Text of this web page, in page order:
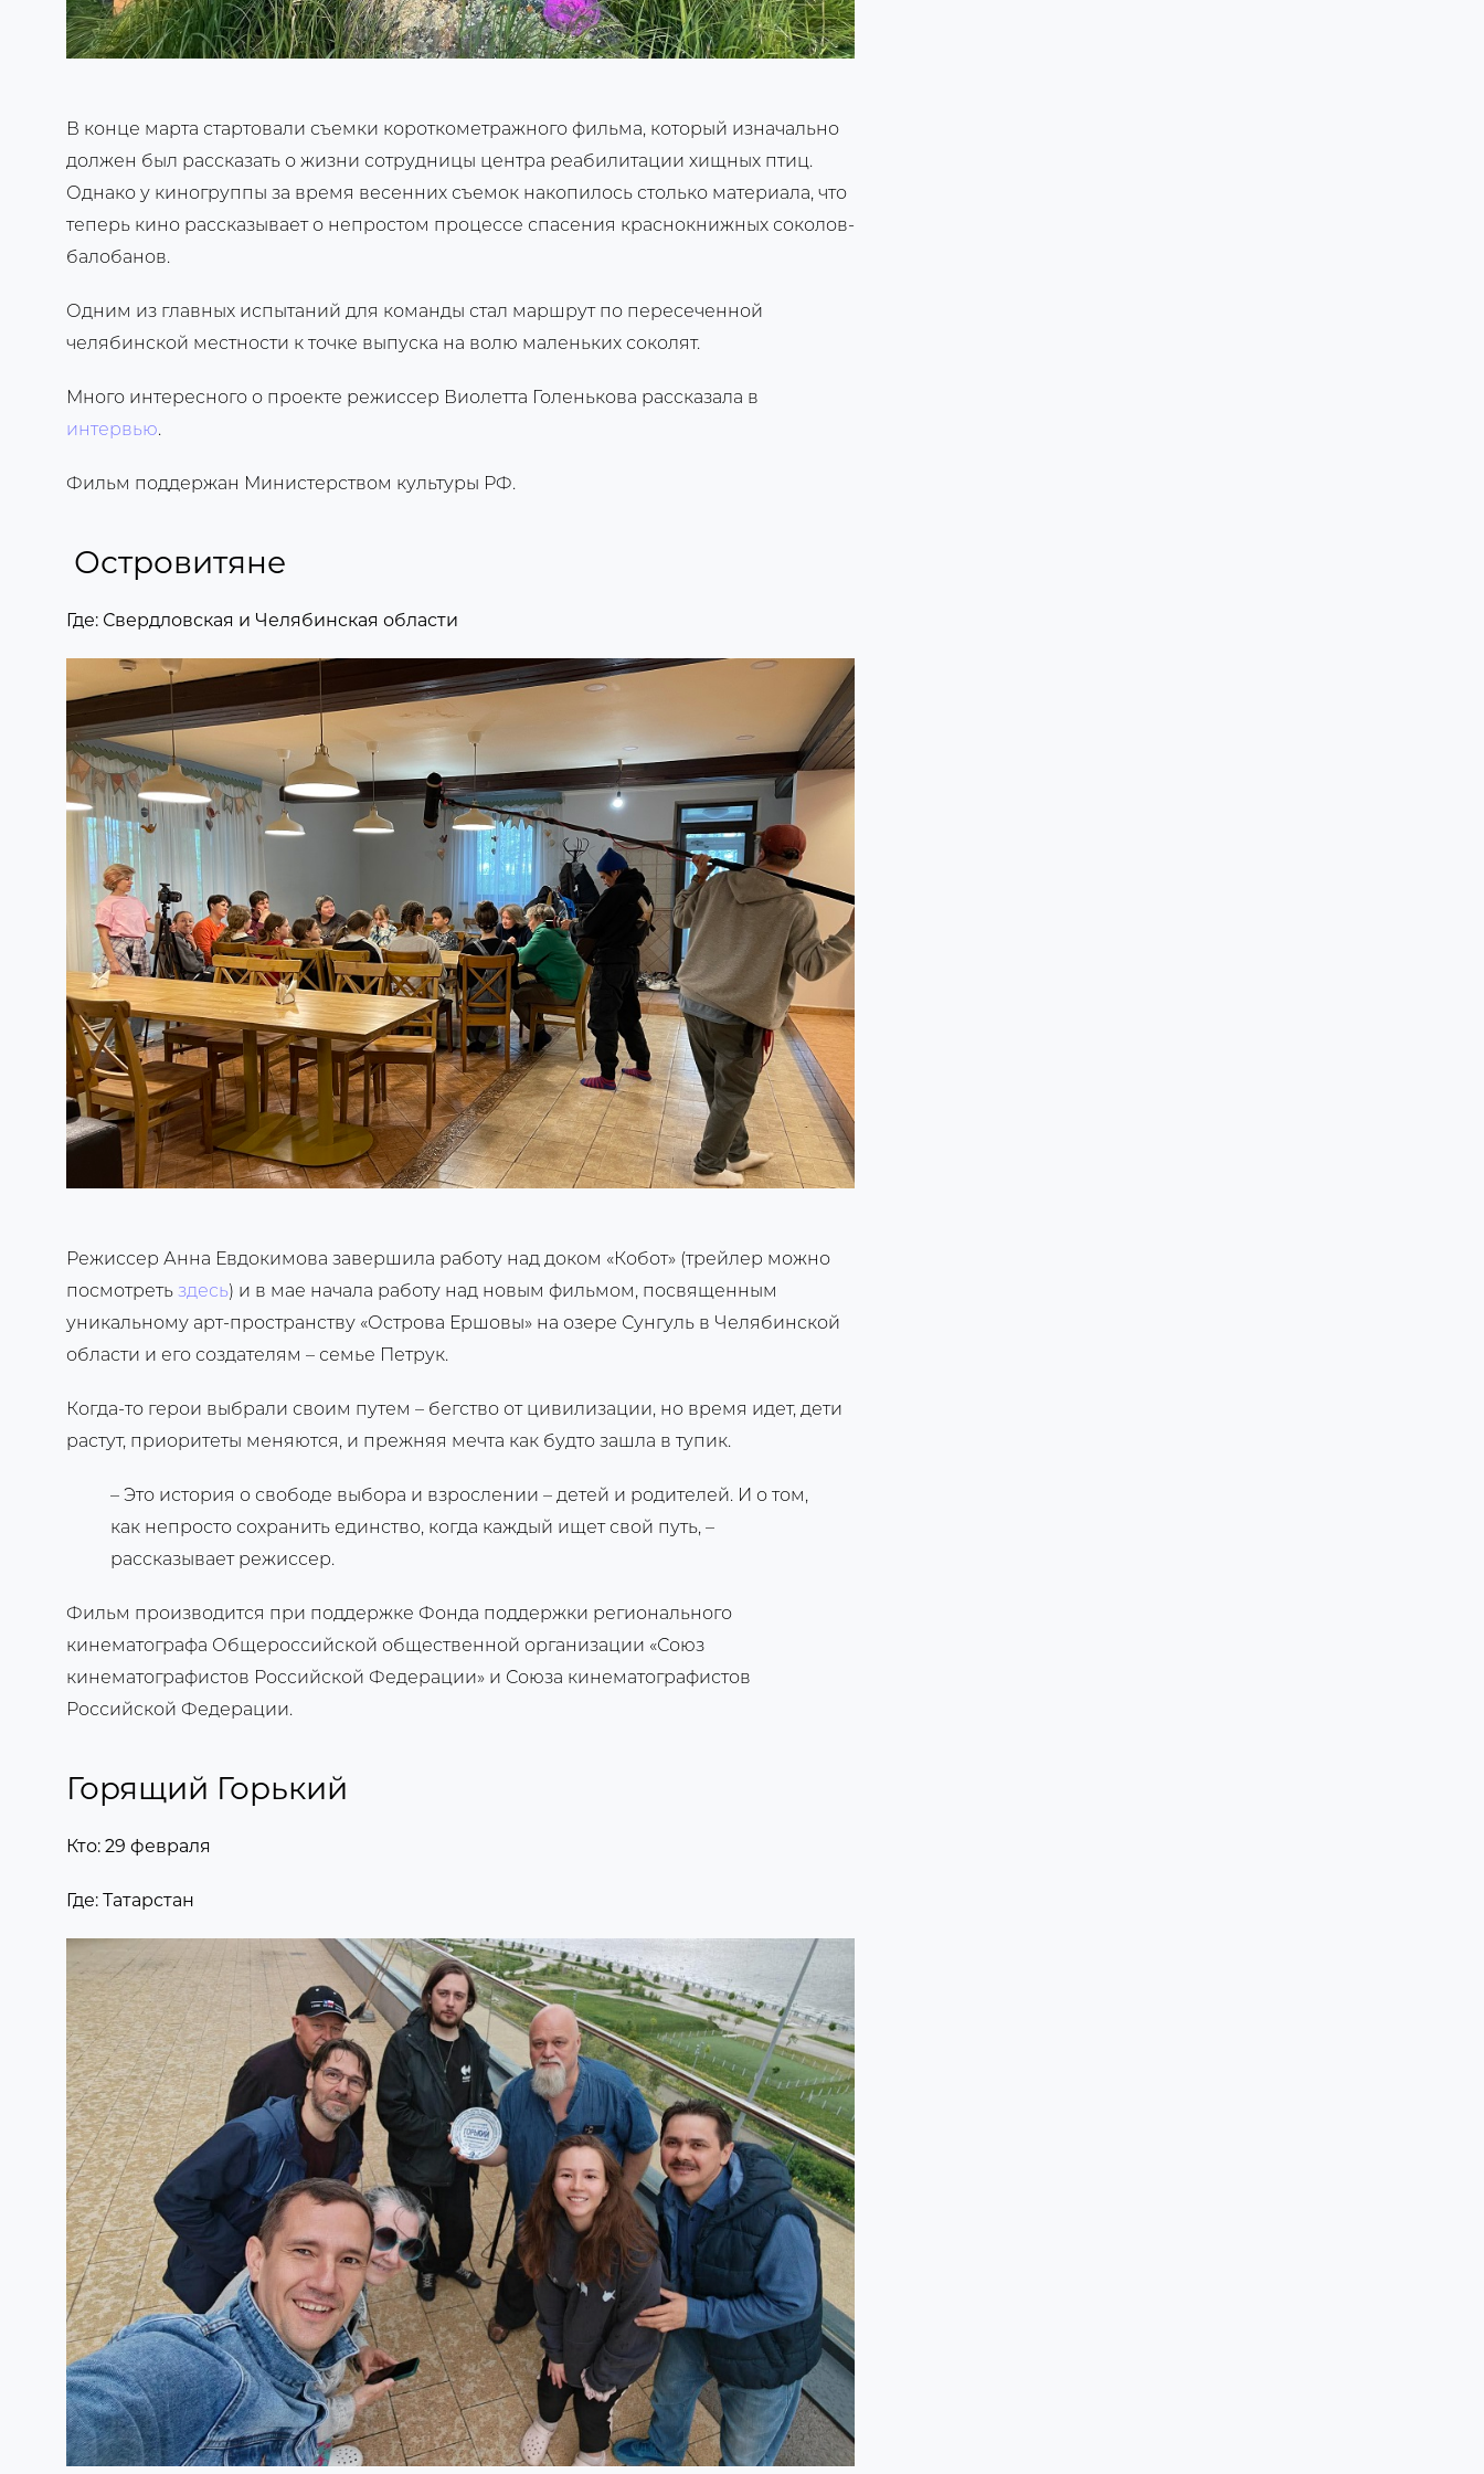
В конце марта стартовали съемки короткометражного фильма, который изначально
должен был рассказать о жизни сотрудницы центра реабилитации хищных птиц.
Однако у киногруппы за время весенних съемок накопилось столько материала, что
теперь кино рассказывает о непростом процессе спасения краснокнижных соколов-
балобанов.
Одним из главных испытаний для команды стал маршрут по пересеченной
челябинской местности к точке выпуска на волю маленьких соколят.
Много интересного о проекте режиссер Виолетта Голенькова рассказала в
интервью.
Фильм поддержан Министерством культуры РФ.
Островитяне
Где: Свердловская и Челябинская области
Режиссер Анна Евдокимова завершила работу над доком «Кобот» (трейлер можно
посмотреть здесь) и в мае начала работу над новым фильмом, посвященным
уникальному арт-пространству «Острова Ершовы» на озере Сунгуль в Челябинской
области и его создателям – семье Петрук.
Когда-то герои выбрали своим путем – бегство от цивилизации, но время идет, дети
растут, приоритеты меняются, и прежняя мечта как будто зашла в тупик.
– Это история о свободе выбора и взрослении – детей и родителей. И о том,
как непросто сохранить единство, когда каждый ищет свой путь, –
рассказывает режиссер.
Фильм производится при поддержке Фонда поддержки регионального
кинематографа Общероссийской общественной организации «Союз
кинематографистов Российской Федерации» и Союза кинематографистов
Российской Федерации.
Горящий Горький
Кто: 29 февраля
Где: Татарстан